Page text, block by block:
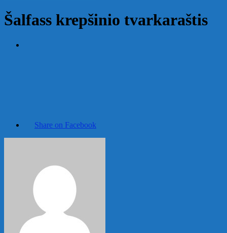
Šalfass krepšinio tvarkaraštis
Share on Facebook